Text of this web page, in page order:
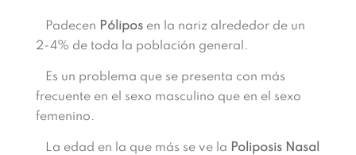
Padecen Póliposen la nariz alrededor de un
2-4% de toda la población general.
Es un problema que se presenta con más
frecuente en el sexo masculino que en el sexo
femenino.
La edad en la que más se ve la Poliposis Nasal